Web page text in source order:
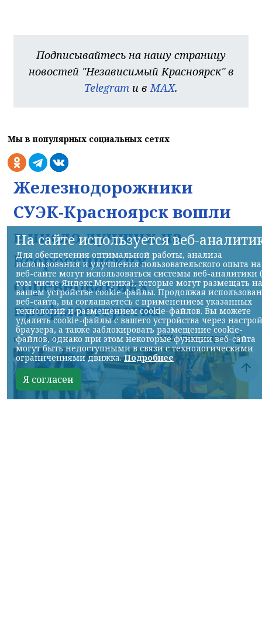
Подписывайтесь на нашу страницу
новостей "Независимый Красноярск" в
Telegram и в MAX.
Мы в популярных социальных сетях
Железнодорожники
СУЭК-Красноярск вошли
в число лучших на
Всероссийских
соревнованиях
профмастерства
07.08.2026 22:13 НИА-Красноярск
На сайте используется веб-
Для обеспечения оптимальной работы, анализа
использования и улучшения пользовательского опыта на
веб-сайте могут использоваться системы веб-аналитики
том числе Яндекс.Метрика), которые могут размещать на
вашем устройстве cookie-файлы. Продолжая
веб-сайта, вы соглашаетесь с применением указанных
технологий и размещением cookie-файлов. Вы можете
удалить cookie-файлы с вашего устройства через
браузера, а также заблокировать размещение cookie-
файлов, однако при этом некоторые функции веб-сайта
могут быть недоступными в связи с технологическими
ограничениями движка.Подробнее
Я согласен